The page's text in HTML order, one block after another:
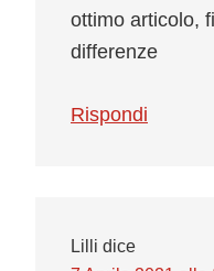
ottimo articolo,
differenze
Rispondi
Lilli dice